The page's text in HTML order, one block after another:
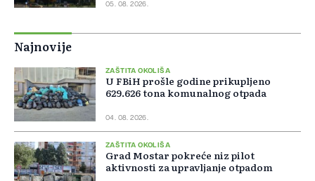
05. 08. 2026.
Najnovije
ZAŠTITA OKOLIŠA
U FBiH prošle godine prikupljeno
629.626 tona komunalnog otpada
04. 08. 2026.
ZAŠTITA OKOLIŠA
Grad Mostar pokreće niz pilot
aktivnosti za upravljanje otpadom